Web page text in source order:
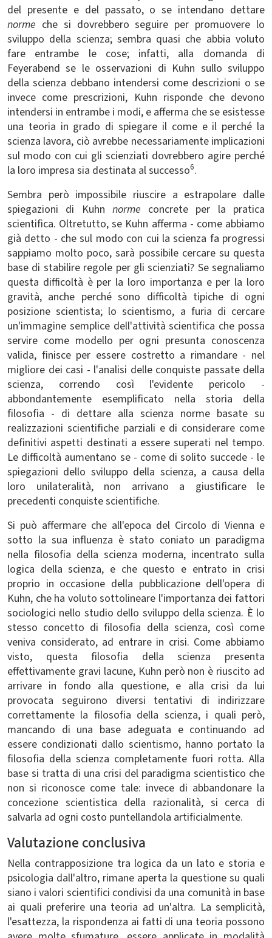
del presente e del passato, o se intendano dettare
norme che si dovrebbero seguire per promuovere lo
sviluppo della scienza; sembra quasi che abbia voluto
fare entrambe le cose; infatti, alla domanda di
Feyerabend se le osservazioni di Kuhn sullo sviluppo
della scienza debbano intendersi come descrizioni o se
invece come prescrizioni, Kuhn risponde che devono
intendersi in entrambe i modi, e afferma che se esistesse
una teoria in grado di spiegare il come e il perché la
scienza lavora, ciò avrebbe necessariamente implicazioni
sul modo con cui gli scienziati dovrebbero agire perché
la loro impresa sia destinata al successo6.
Sembra però impossibile riuscire a estrapolare dalle
spiegazioni di Kuhn norme concrete per la pratica
scientifica. Oltretutto, se Kuhn afferma - come abbiamo
già detto - che sul modo con cui la scienza fa progressi
sappiamo molto poco, sarà possibile cercare su questa
base di stabilire regole per gli scienziati? Se segnaliamo
questa difficoltà è per la loro importanza e per la loro
gravità, anche perché sono difficoltà tipiche di ogni
posizione scientista; lo scientismo, a furia di cercare
un'immagine semplice dell'attività scientifica che possa
servire come modello per ogni presunta conoscenza
valida, finisce per essere costretto a rimandare - nel
migliore dei casi - l'analisi delle conquiste passate della
scienza, correndo così l'evidente pericolo -
abbondantemente esemplificato nella storia della
filosofia - di dettare alla scienza norme basate su
realizzazioni scientifiche parziali e di considerare come
definitivi aspetti destinati a essere superati nel tempo.
Le difficoltà aumentano se - come di solito succede - le
spiegazioni dello sviluppo della scienza, a causa della
loro unilateralità, non arrivano a giustificare le
precedenti conquiste scientifiche.
Si può affermare che all'epoca del Circolo di Vienna e
sotto la sua influenza è stato coniato un paradigma
nella filosofia della scienza moderna, incentrato sulla
logica della scienza, e che questo e entrato in crisi
proprio in occasione della pubblicazione dell'opera di
Kuhn, che ha voluto sottolineare l'importanza dei fattori
sociologici nello studio dello sviluppo della scienza. È lo
stesso concetto di filosofia della scienza, così come
veniva considerato, ad entrare in crisi. Come abbiamo
visto, questa filosofia della scienza presenta
effettivamente gravi lacune, Kuhn però non è riuscito ad
arrivare in fondo alla questione, e alla crisi da lui
provocata seguirono diversi tentativi di indirizzare
correttamente la filosofia della scienza, i quali però,
mancando di una base adeguata e continuando ad
essere condizionati dallo scientismo, hanno portato la
filosofia della scienza completamente fuori rotta. Alla
base si tratta di una crisi del paradigma scientistico che
non si riconosce come tale: invece di abbandonare la
concezione scientistica della razionalità, si cerca di
salvarla ad ogni costo puntellandola artificialmente.
Valutazione conclusiva
Nella contrapposizione tra logica da un lato e storia e
psicologia dall'altro, rimane aperta la questione su quali
siano i valori scientifici condivisi da una comunità in base
ai quali preferire una teoria ad un'altra. La semplicità,
l'esattezza, la rispondenza ai fatti di una teoria possono